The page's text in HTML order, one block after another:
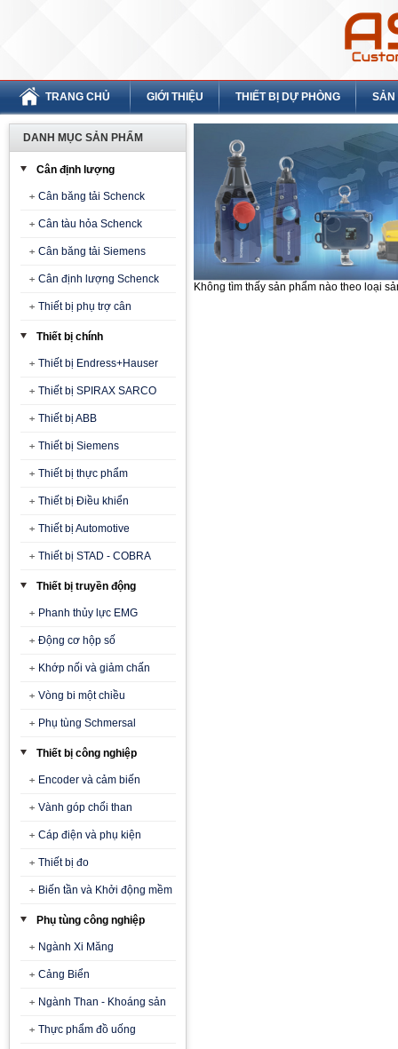
TRANG CHỦ GIỚI THIỆU THIẾT BỊ DỰ PHÒNG SẢN
DANH MỤC SẢN PHẨM
Cân định lượng
Cân băng tải Schenck
Cân tàu hỏa Schenck
Cân băng tải Siemens
Cân định lượng Schenck
Thiết bị phụ trợ cân
Thiết bị chính
Thiết bị Endress+Hauser
Thiết bị SPIRAX SARCO
Thiết bị ABB
Thiết bị Siemens
Thiết bị thực phẩm
Thiết bị Điều khiển
Thiết bị Automotive
Thiết bị STAD - COBRA
Thiết bị truyền động
Phanh thủy lực EMG
Động cơ hộp số
Khớp nối và giảm chấn
Vòng bi một chiều
Phụ tùng Schmersal
Thiết bị công nghiệp
Encoder và cảm biến
Vành góp chổi than
Cáp điện và phụ kiện
Thiết bị đo
Biến tần và Khởi động mềm
Phụ tùng công nghiệp
Ngành Xi Măng
Cảng Biển
Ngành Than - Khoáng sản
Thực phẩm đồ uống
Không tìm thấy sản phẩm nào theo loại